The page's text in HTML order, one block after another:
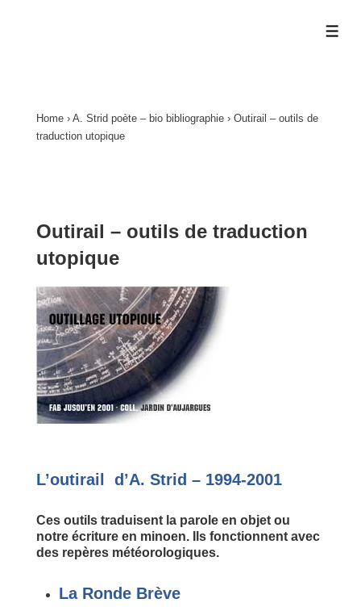
Home › A. Strid poète – bio bibliographie › Outirail – outils de
traduction utopique
Outirail – outils de traduction
utopique
L’outirail d’A. Strid – 1994-2001
Ces outils traduisent la parole en objet ou
notre écriture en minoen. Ils fonctionnent avec
des repères météorologiques.
La Ronde Brève